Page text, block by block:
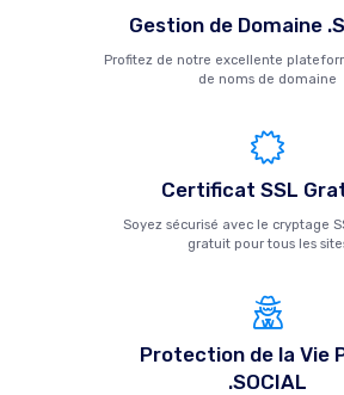
Gestion de Domaine
Profitez de notre excellente
de noms de domaine
Certificat SSL
Soyez sécurisé avec le cryptage
gratuit pour tous les
Protection de la Vie
.SOCIAL